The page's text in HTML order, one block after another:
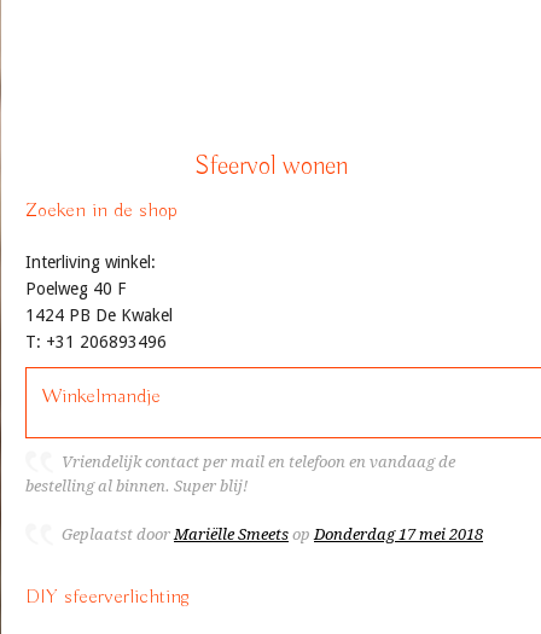
Sfeervol wonen
Zoeken in de shop
Interliving winkel:
Poelweg 40 F
1424 PB De Kwakel
T: +31 206893496
Winkelmandje
Vriendelijk contact per mail en telefoon en vandaag de
bestelling al binnen. Super blij!
Geplaatst door Mariëlle Smeets op Donderdag 17 mei 2018
DIY sfeerverlichting